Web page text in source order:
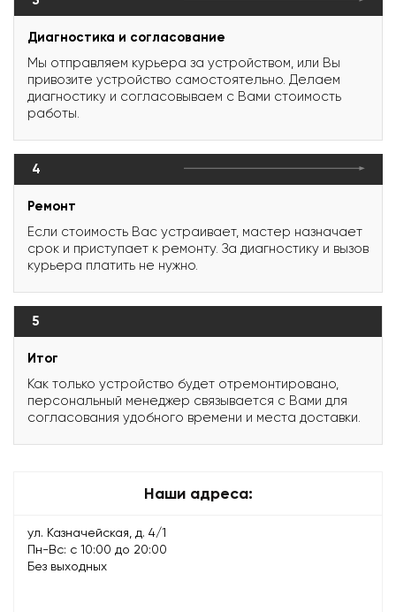
Диагностика и согласование
Мы отправляем курьера за устройством, или Вы
привозите устройство самостоятельно. Делаем
диагностику и согласовываем с Вами стоимость
работы.
4
Ремонт
Если стоимость Вас устраивает, мастер назначает
срок и приступает к ремонту. За диагностику и вызов
курьера платить не нужно.
5
Итог
Как только устройство будет отремонтировано,
персональный менеджер связывается с Вами для
согласования удобного времени и места доставки.
Наши адреса:
ул. Казначейская, д. 4/1
Пн-Вс: с 10:00 до 20:00
Без выходных